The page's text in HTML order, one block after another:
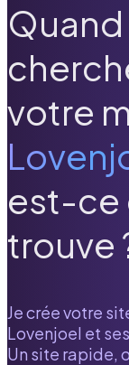
votre
est-ce
trouve
Je crée votre
Lovenjoel et
Un site rapide,